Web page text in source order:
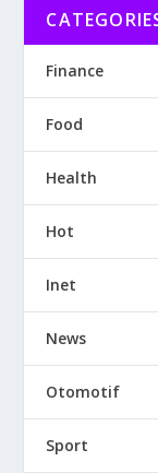
Finance
Food
Health
Hot
Inet
News
Otomotif
Sport